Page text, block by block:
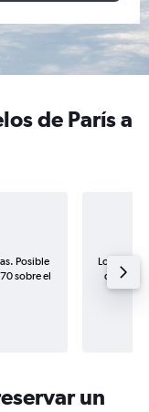
de París a
Posible
sobre el
Los
de
un